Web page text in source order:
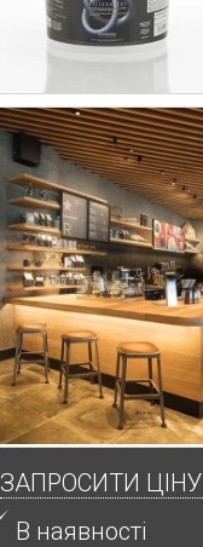
ЗАПРОСИТИ ЦІНУ
В наявності